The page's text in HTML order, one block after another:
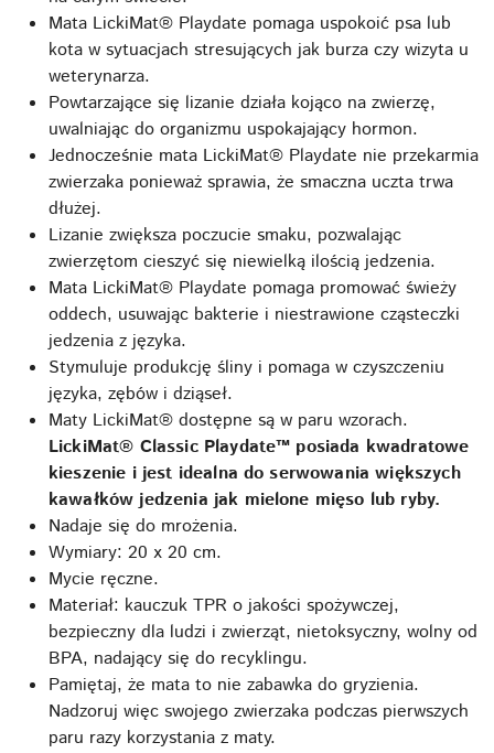
Mata LickiMat® Playdate pomaga uspokoić psa lub
kota w sytuacjach stresujących jak burza czy wizyta u
weterynarza.
Powtarzające się lizanie działa kojąco na zwierzę,
uwalniając do organizmu uspokajający hormon.
Jednocześnie mata LickiMat® Playdate nie przekarmia
zwierzaka ponieważ sprawia, że ​smaczna uczta trwa
dłużej.
Lizanie zwiększa poczucie smaku, pozwalając
zwierzętom cieszyć się niewielką ilością jedzenia.
Mata LickiMat® Playdate pomaga promować świeży
oddech, usuwając bakterie i niestrawione cząsteczki
jedzenia z języka.
Stymuluje produkcję śliny i pomaga w czyszczeniu
języka, zębów i dziąseł.
Maty LickiMat® dostępne są w paru wzorach.
LickiMat® Classic Playdate™ posiada kwadratowe
kieszenie i jest idealna do serwowania większych
kawałków jedzenia jak mielone mięso lub ryby.
Nadaje się do mrożenia.
Wymiary: 20 x 20 cm.
Mycie ręczne.
Materiał: kauczuk TPR o jakości spożywczej,
bezpieczny dla ludzi i zwierząt, nietoksyczny, wolny od
BPA, nadający się do recyklingu.
Pamiętaj, że mata to nie zabawka do gryzienia.
Nadzoruj więc swojego zwierzaka podczas pierwszych
paru razy korzystania z maty.